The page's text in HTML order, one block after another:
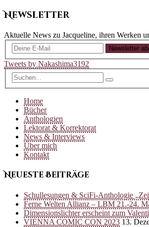
Newsletter
Aktuelle News zu Jacqueline, ihren Werken
Newsletter
Tweets by Nakashima3192
Home
Bücher
Anthologien
Lektorat & Korrektorat
News & Interviews
Über mich
Kontakt
Neueste Beiträge
Schullesungen & SciFi-Anthologie
Ferne Welten Allianz – LBM 21.-24.
Dimensionslichter erscheint zum
VIENNA COMIC CON 2023 13.